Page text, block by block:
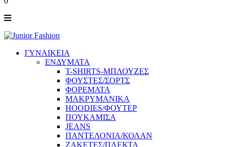
ΓΥΝΑΙΚΕΙΑ
ΕΝΔΥΜΑΤΑ
T-SHIRTS-ΜΠΛΟΥΖΕΣ
ΦΟΥΣΤΕΣ/ΣΟΡΤΣ
ΦΟΡΕΜΑΤΑ
ΜΑΚΡΥΜΑΝΙΚΑ
HOODIES/ΦΟΥΤΕΡ
ΠΟΥΚΑΜΙΣΑ
JEANS
ΠΑΝΤΕΛΟΝΙΑ/ΚΟΛΑΝ
ΖΑΚΕΤΕΣ/ΠΛΕΚΤΑ